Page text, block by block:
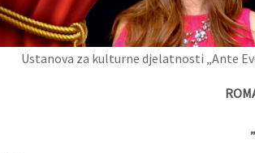
Ustanova za kulturne djelatnosti „Ante